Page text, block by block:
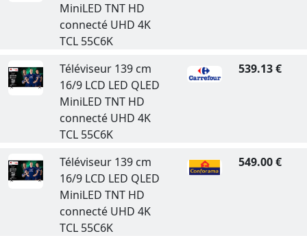
MiniLED TNT HD
connecté UHD 4K
TCL 55C6K
Téléviseur 139 cm
16/9 LCD LED QLED
MiniLED TNT HD
connecté UHD 4K
TCL 55C6K
539.13 €
Téléviseur 139 cm
16/9 LCD LED QLED
MiniLED TNT HD
connecté UHD 4K
TCL 55C6K
549.00 €